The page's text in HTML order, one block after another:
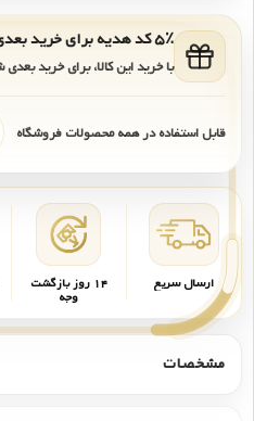
۵٪ کد هدیه برای خرید بعدی
با خرید این کالا، برای خرید
قابل استفاده در همه محصولات فروشگاه
ارسال سریع ۱۴ روز بازگشت
وجه
مشخصات